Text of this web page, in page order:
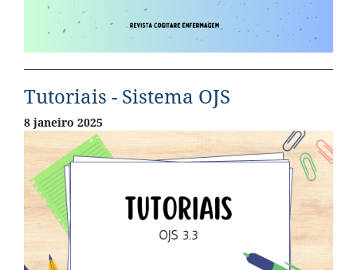
Tutoriais - Sistema OJS
8 janeiro 2025